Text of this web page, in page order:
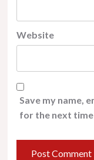
Website
Save my name,
for the next time